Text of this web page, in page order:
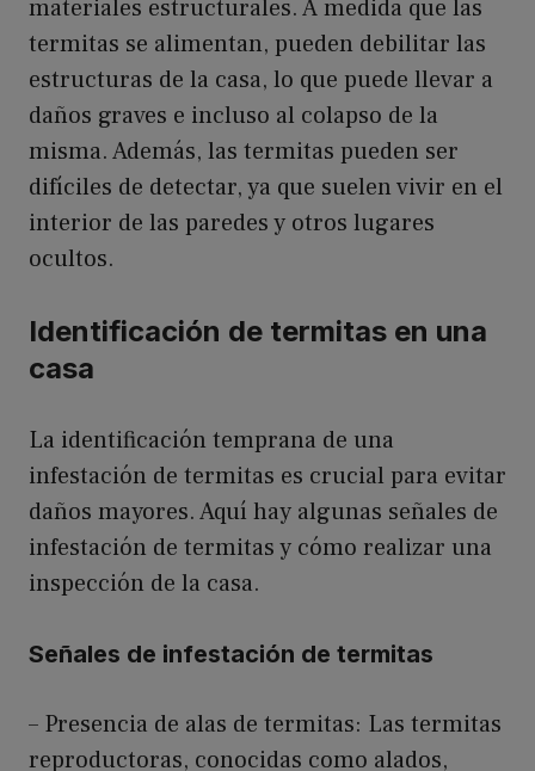
materiales estructurales. A medida que las
termitas se alimentan, pueden debilitar las
estructuras de la casa, lo que puede llevar a
daños graves e incluso al colapso de la
misma. Además, las termitas pueden ser
difíciles de detectar, ya que suelen vivir en el
interior de las paredes y otros lugares
ocultos.
Identificación de termitas en una
casa
La identificación temprana de una
infestación de termitas es crucial para evitar
daños mayores. Aquí hay algunas señales de
infestación de termitas y cómo realizar una
inspección de la casa.
Señales de infestación de termitas
– Presencia de alas de termitas: Las termitas
reproductoras, conocidas como alados,